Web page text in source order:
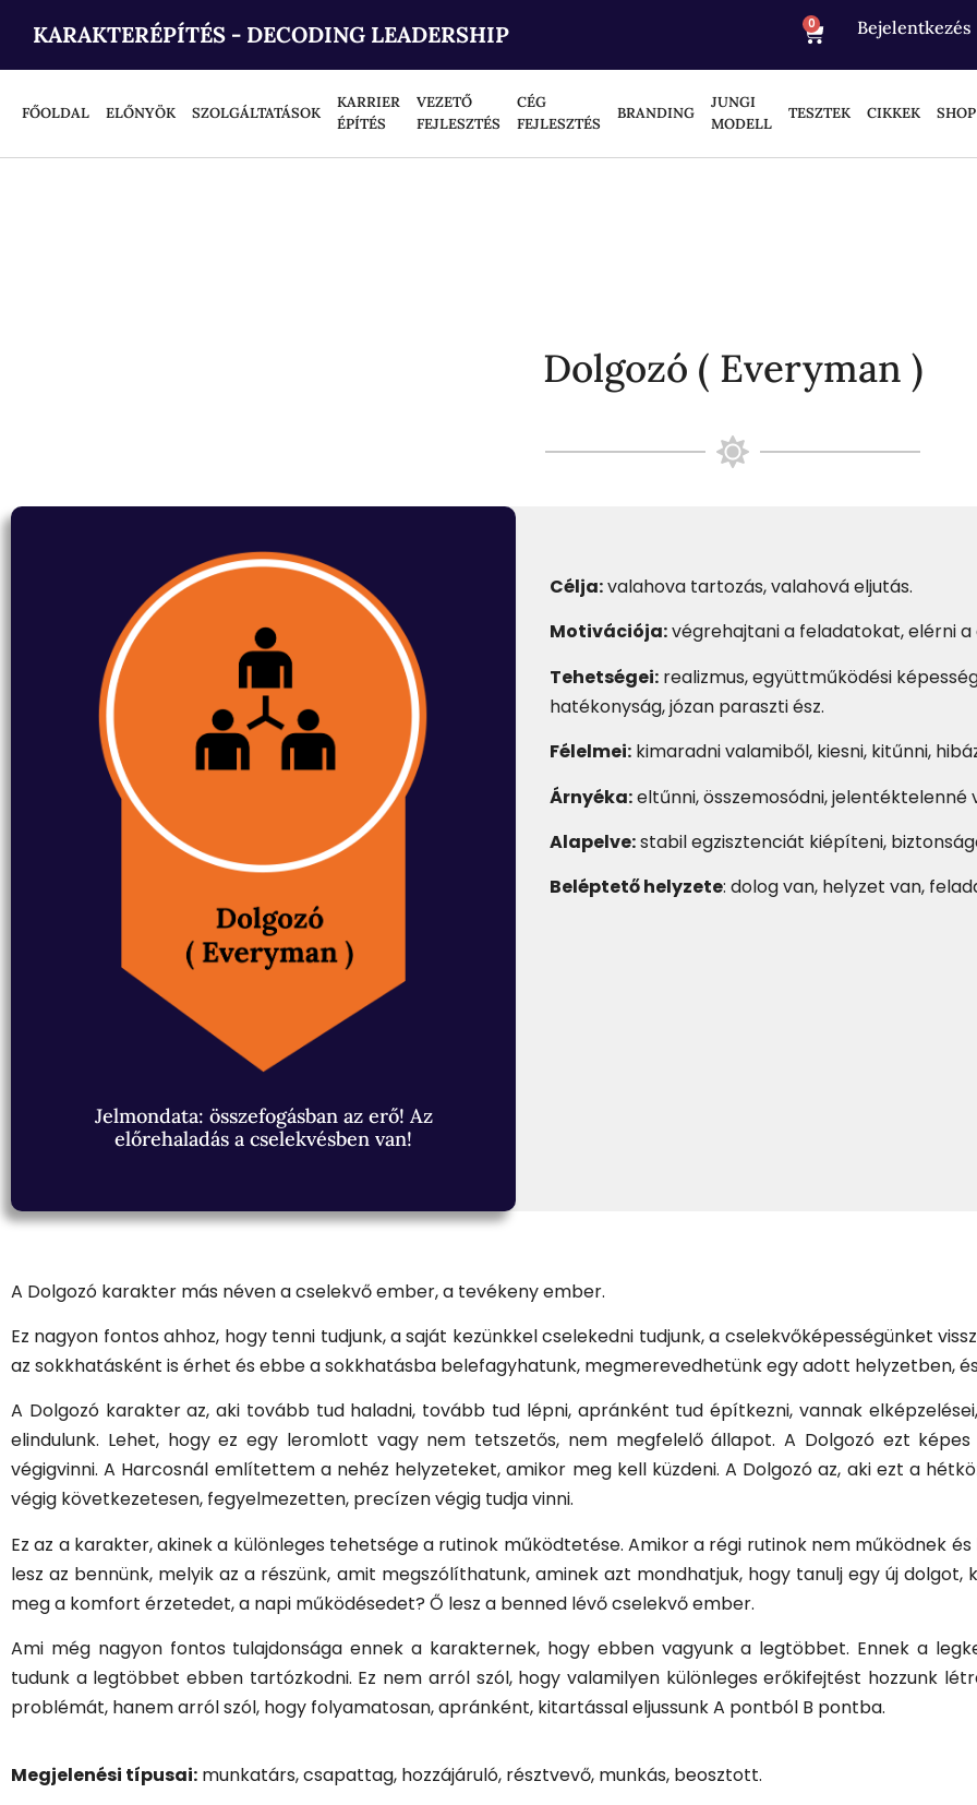
KARAKTERÉPÍTÉS - DECODING LEADERSHIP 0 Bejelentkezés
FŐOLDAL ELŐNYÖK SZOLGÁLTATÁSOK
KARRIER
ÉPÍTÉS
VEZETŐ
FEJLESZTÉS
CÉG
FEJLESZTÉS
BRANDING
JUNGI
MODELL
TESZTEK CIKKEK SHOP
Dolgozó ( Everyman )
Jelmondata: összefogásban az erő! Az
előrehaladás a cselekvésben van!
Célja:valahova tartozás, valahová eljutás.
Motivációja:végrehajtani a feladatokat, elérni
Tehetségei: realizmus, együttműködési
hatékonyság, józan paraszti ész.
Félelmei: kimaradni valamiből, kiesni, kitűnni,
Árnyéka:eltűnni, összemosódni, jelentéktelenné
Alapelve:stabil egzisztenciát kiépíteni,
Beléptető helyzete: dolog van, helyzet van,
A Dolgozó karakter más néven a cselekvő ember, a tevékeny ember.
Ez nagyon fontos ahhoz, hogy tenni tudjunk, a saját kezünkkel cselekedni tudjunk, a cselekvőképességünket
az sokkhatásként is érhet és ebbe a sokkhatásba belefagyhatunk, megmerevedhetünk egy adott helyzetben,
A Dolgozó karakter az, aki tovább tud haladni, tovább tud lépni, apránként tud építkezni, vannak
elindulunk. Lehet, hogy ez egy leromlott vagy nem tetszetős, nem megfelelő állapot. A Dolgozó ezt
végigvinni. A Harcosnál említettem a nehéz helyzeteket, amikor meg kell küzdeni. A Dolgozó az, aki ezt a
végig következetesen, fegyelmezetten, precízen végig tudja vinni.
Ez az a karakter, akinek a különleges tehetsége a rutinok működtetése. Amikor a régi rutinok nem működnek
lesz az bennünk, melyik az a részünk, amit megszólíthatunk, aminek azt mondhatjuk, hogy tanulj egy új
meg a komfort érzetedet, a napi működésedet? Ő lesz a benned lévő cselekvő ember.
Ami még nagyon fontos tulajdonsága ennek a karakternek, hogy ebben vagyunk a legtöbbet. Ennek a
tudunk a legtöbbet ebben tartózkodni. Ez nem arról szól, hogy valamilyen különleges erőkifejtést hozzunk
problémát, hanem arról szól, hogy folyamatosan, apránként, kitartással eljussunk A pontból B pontba.
Megjelenési típusai: munkatárs, csapattag, hozzájáruló, résztvevő, munkás, beosztott.